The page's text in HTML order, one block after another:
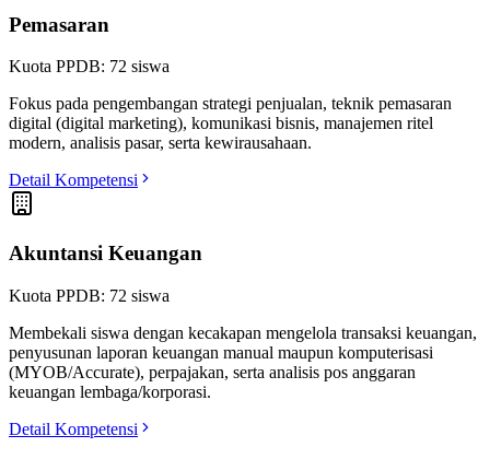
Pemasaran
Kuota PPDB: 72 siswa
Fokus pada pengembangan strategi penjualan, teknik pemasaran
digital (digital marketing), komunikasi bisnis, manajemen ritel
modern, analisis pasar, serta kewirausahaan.
Detail Kompetensi
Akuntansi Keuangan
Kuota PPDB: 72 siswa
Membekali siswa dengan kecakapan mengelola transaksi keuangan,
penyusunan laporan keuangan manual maupun komputerisasi
(MYOB/Accurate), perpajakan, serta analisis pos anggaran
keuangan lembaga/korporasi.
Detail Kompetensi